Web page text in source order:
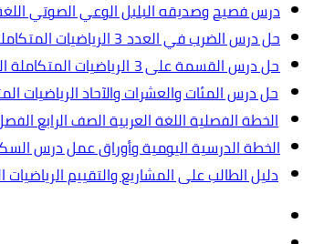
درس فصيح وصديقه البلبل الوعي الصوتي
حل درس الضرب في العدد 3 الرياضيات المتكاملة الصف الثالث.ppt
حل درس القسمة على 3 الرياضيات المتكاملة الصف الثالث
حل درس المئات والعشرات والآحاد الرياضيات
الخطة الفصلية اللغة العربية الصف الرابع الفصل
الخطة الدرسية اليومية وأوراق عمل درس
دليل الطالب على المشاريع والتقييم